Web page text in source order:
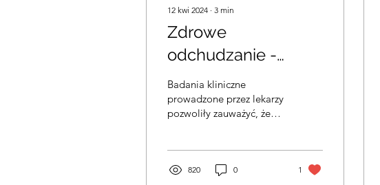
12 kwi 2024 ∙ 3 min
Zdrowe
odchudzanie -
rewolucyjna
metoda SPALANIA
500 KCAL podczas
odpoczynku!
Tajemnica
Badania kliniczne
prowadzone przez lekarzy
pozwoliły zauważyć, że
występuje stan...
820 0 1